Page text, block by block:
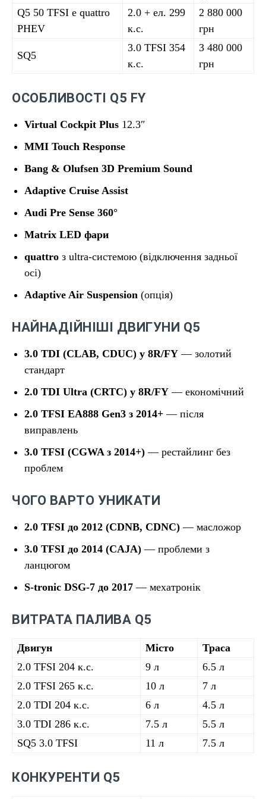
Q5 50 TFSI e quattro
PHEV
2.0 + ел. 299
к.с.
2 880 000
грн
SQ5
3.0 TFSI 354
к.с.
3 480 000
грн
ОСОБЛИВОСТІ Q5 FY
Virtual Cockpit Plus 12.3″
MMI Touch Response
Bang & Olufsen 3D Premium Sound
Adaptive Cruise Assist
Audi Pre Sense 360°
Matrix LED фари
quattro з ultra-системою (відключення задньої
осі)
Adaptive Air Suspension (опція)
НАЙНАДІЙНІШІ ДВИГУНИ Q5
3.0 TDI (CLAB, CDUC) у 8R/FY — золотий
стандарт
2.0 TDI Ultra (CRTC) у 8R/FY — економічний
2.0 TFSI EA888 Gen3 з 2014+ — після
виправлень
3.0 TFSI (CGWA з 2014+) — рестайлинг без
проблем
ЧОГО ВАРТО УНИКАТИ
2.0 TFSI до 2012 (CDNB, CDNC) — масложор
3.0 TFSI до 2014 (CAJA) — проблеми з
ланцюгом
S-tronic DSG-7 до 2017 — мехатронік
ВИТРАТА ПАЛИВА Q5
Двигун Місто
Траса
2.0 TFSI 204 к.с.
9 л
6.5 л
2.0 TFSI 265 к.с.
10 л
7 л
2.0 TDI 204 к.с.
6 л
4.5 л
3.0 TDI 286 к.с.
7.5 л
5.5 л
SQ5 3.0 TFSI
11 л 7.5 л
КОНКУРЕНТИ Q5